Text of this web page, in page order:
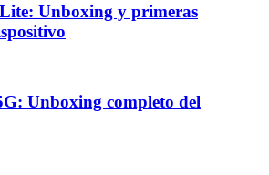
Unboxing y primeras
Unboxing completo del